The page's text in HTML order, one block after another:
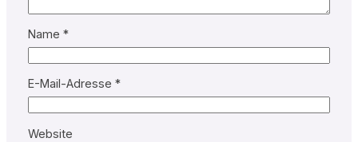
Name *
E-Mail-Adresse *
Website